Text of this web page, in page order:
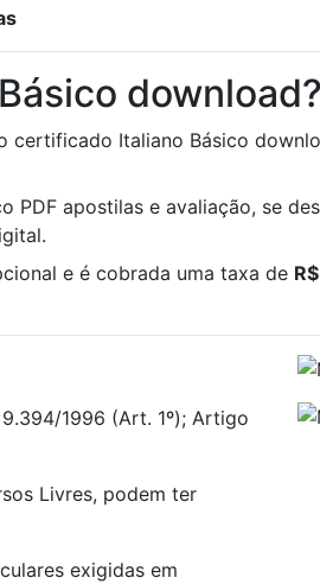
certificado Italiano Básico
PDF apostilas e avaliação, se
e é cobrada uma taxa de
1996 (Art. 1º); Artigo
Livres, podem ter
exigidas em